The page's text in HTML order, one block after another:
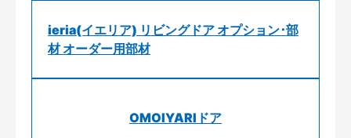
ieria(イエリア) リビングドア オプション･部
材 オーダー用部材
OMOIYARIドア